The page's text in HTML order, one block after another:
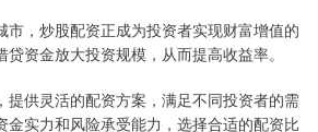
市，炒股配资正成为投资者实现财富增值的
资金放大投资规模，从而提高收益率。
提供灵活的配资方案，满足不同投资者的需
金实力和风险承受能力，选择合适的配资比